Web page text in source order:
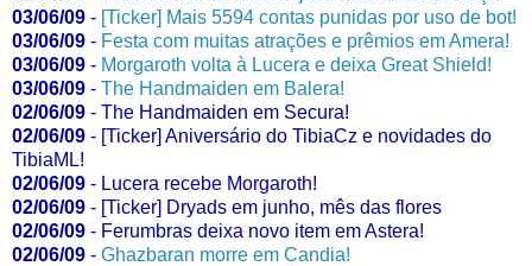
03/06/09 - [Ticker] Mais 5594 contas punidas por uso de bot!
03/06/09 - Festa com muitas atrações e prêmios em Amera!
03/06/09 - Morgaroth volta à Lucera e deixa Great Shield!
03/06/09 - The Handmaiden em Balera!
02/06/09 - The Handmaiden em Secura!
02/06/09 - [Ticker] Aniversário do TibiaCz e novidades do
TibiaML!
02/06/09 - Lucera recebe Morgaroth!
02/06/09 - [Ticker] Dryads em junho, mês das flores
02/06/09 - Ferumbras deixa novo item em Astera!
02/06/09 - Ghazbaran morre em Candia!